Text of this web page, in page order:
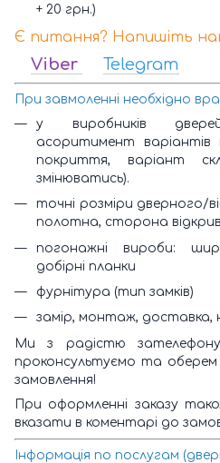
+ 20 грн.)
Є питання? Напишіть
Viber Telegram
При завмоленні необхідно
у виробників дверей/
асоритимент варіантів
покриття, варіант
змінюватись).
точні розміри дверного/
полотна, сторона
погонажні вироби:
добірні планки
фурнітура (тип замків)
замір, монтаж, доставка,
Ми з радістю
проконсультуємо та
замовлення!
При оформленні заказу
вказати в коментарі до
Інформація по послугам